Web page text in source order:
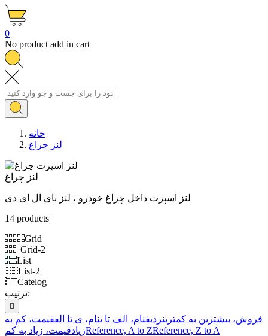
0
No product add in cart
خانه
لنز چراغ
لنز چراغ
لنز اسپرت داخل چراغ خودرو ، لنز بای ال ای دی
14 products
Grid
Grid-2
List
List-2
Catelog
ترتیب:

فروش، بیشترین به کمترینردیفنام، الف تا ینام، ی تا الفقیمت، کم به
زیادقیمت، زیاد به کم Reference, A to ZReference, Z to A